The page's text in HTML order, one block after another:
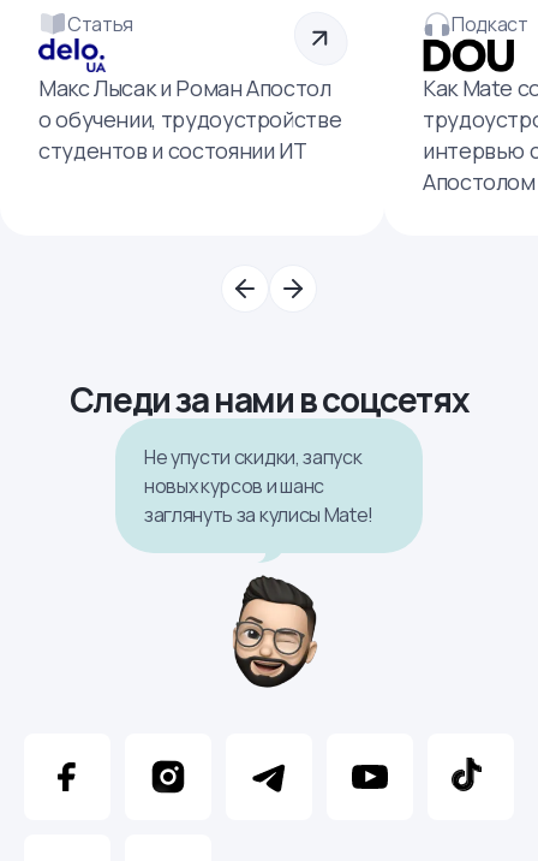
Статья
Макс Лысак и Роман Апостол
о обучении, трудоустройстве
студентов и состоянии ИТ
Подкаст
Как Mate
интервью
Апостолом
Следи за нами в соцсетях
Не упусти скидки, запуск
новых курсов и шанс
заглянуть за кулисы Mate!